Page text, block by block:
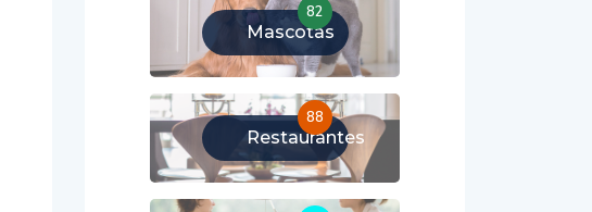
Mascotas
82
Restaurantes
88